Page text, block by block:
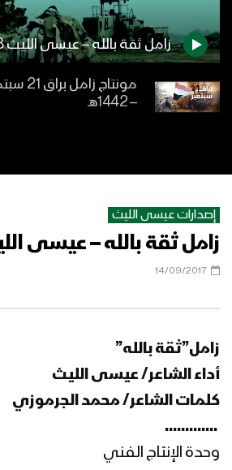
زامل ثقة بالله – عيسى الليث 1438هـ
مونتاج
– 1442هـ
زامل كذاب اليمامة | عيسى
1439هـ
زامل سلامي لبو جبريل
إصدارات عيسى الليث
زامل ثقة بالله – عيسى الليث
14/09/2017
زامل”ثقة بالله”
أداء الشاعر/ عيسى الليث
كلمات الشاعر/ محمد الجرموزي
‏ ………….
وحدة الإنتاج الفني